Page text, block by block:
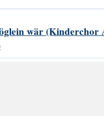
wär (Kinderchor